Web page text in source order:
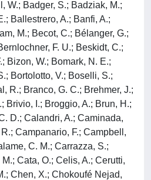
W.; Badger, S.; Badziak, M.;
Ballestrero, A.; Banfi, A.;
M.; Becot, C.; Bélanger, G.;
F. U.; Beskidt, C.;
Bizon, W.; Bomark, N. E.;
Bortolotto, V.; Boselli, S.;
R.; Branco, G. C.; Brehmer, J.;
Brivio, I.; Broggio, A.; Brun, H.;
D.; Calandri, A.; Caminada,
Campanario, F.; Campbell,
C. M.; Carrazza, S.;
Cata, O.; Celis, A.; Cerutti,
Chen, X.; Chokoufé Nejad,